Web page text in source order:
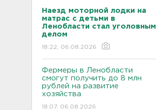
Наезд моторной лодки на
матрас с детьми в
Ленобласти стал уголовным
делом
18:22, 06.08.2026
Фермеры в Ленобласти
смогут получить до 8 млн
рублей на развитие
хозяйства
18:07, 06.08.2026